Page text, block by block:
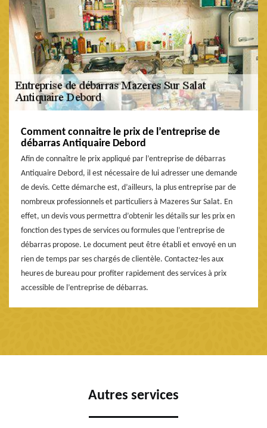
Comment connaitre le prix de l’entreprise de
débarras Antiquaire Debord
Afin de connaître le prix appliqué par l’entreprise de débarras
Antiquaire Debord, il est nécessaire de lui adresser une demande
de devis. Cette démarche est, d’ailleurs, la plus entreprise par de
nombreux professionnels et particuliers à Mazeres Sur Salat. En
effet, un devis vous permettra d’obtenir les détails sur les prix en
fonction des types de services ou formules que l’entreprise de
débarras propose. Le document peut être établi et envoyé en un
rien de temps par ses chargés de clientèle. Contactez-les aux
heures de bureau pour profiter rapidement des services à prix
accessible de l’entreprise de débarras.
Autres services